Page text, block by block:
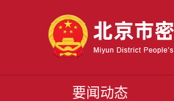
要闻动态